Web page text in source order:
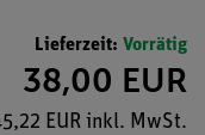
Lieferzeit: Vorrätig
38,00 EUR
EUR inkl. MwSt.